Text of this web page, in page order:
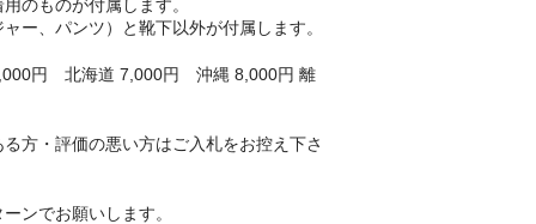
のものが付属します。
ー、パンツ）と靴下以外が付属します。
円 北海道 7,000円 沖縄 8,000円 離
方・評価の悪い方はご入札をお控え下さ
ンでお願いします。